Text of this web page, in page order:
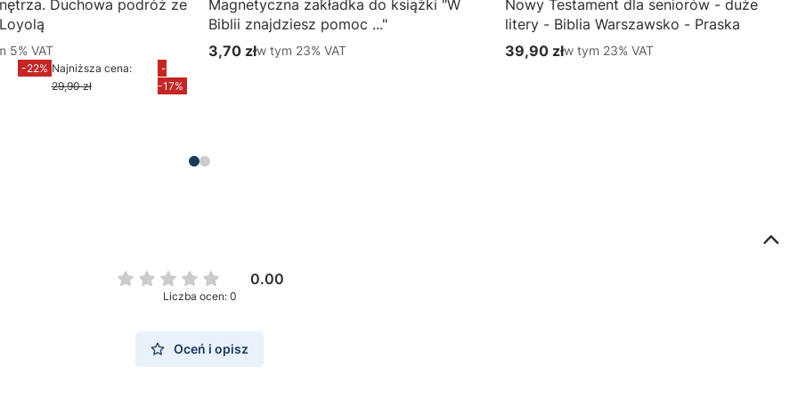
Duchowa podróż ze
brutto
%s VAT
5% VAT
-22% Najniższa cena:
29,90 zł
-
-17%
Magnetyczna zakładka do książki "W
Biblii znajdziesz pomoc ..."
Cena brutto
3,70 złw tym %s VAT
w tym 23% VAT
Nowy Testament dla seniorów - duże
litery - Biblia Warszawsko - Praska
Cena brutto
39,90 złw tym %s VAT
w tym 23% VAT
0.00
Liczba ocen: 0
Oceń i opisz